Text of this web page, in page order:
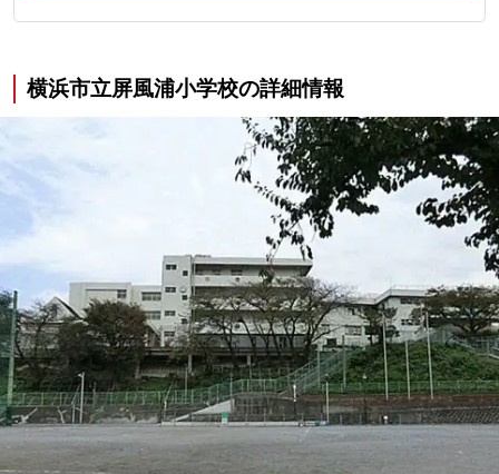
横浜市立屏風浦小学校の詳細情報